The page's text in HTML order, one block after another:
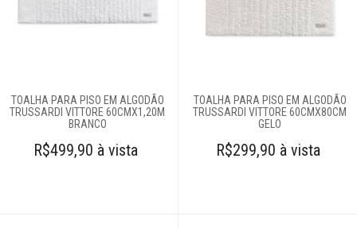
Lençóis
Roupões
Tapetes
TOALHA PARA PISO EM ALGODÃO
TRUSSARDI VITTORE 60CMX1,20M
BRANCO
R$499,90 à vista
TOALHA PARA PISO EM ALGODÃO
TRUSSARDI VITTORE 60CMX80CM
GELO
R$299,90 à vista